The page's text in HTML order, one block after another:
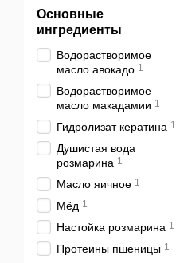
Основные
ингредиенты
Водорастворимое
масло авокадо 1
Водорастворимое
масло макадамии 1
Гидролизат кератина 1
Душистая вода
розмарина 1
Масло яичное 1
Мёд 1
Настойка розмарина 1
Протеины пшеницы 1